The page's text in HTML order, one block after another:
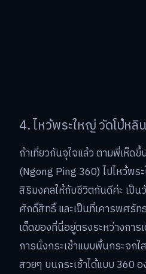
4. ไหว้พระใหญ่ วัดโป๋ห
ถ้าเที่ยวกันจุใจแล้ว ตามพี่เห็ด
(Ngong Ping 360) ไปไหว้พร
สิริมงคลให้กับชีวิตกันดีค่ะ เป็น
ศักดิ์สิทธิ์ และเป็นที่เคารพศรัท
เด็ดของที่นี่อยู่ตรงระหว่างการ
การนั่งกระเช้าแบบพื้นกระจก
สวยๆ บนกระเช้าได้แบบ 360